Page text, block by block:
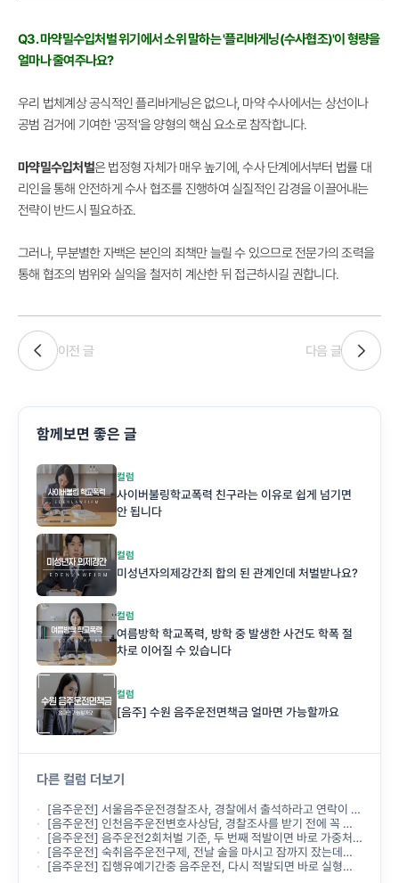
Q3. 마약밀수입처벌 위기에서 소위 말하는 '플리바게닝(수사협조)'이 형량을
얼마나 줄여주나요?
우리 법체계상 공식적인 플리바게닝은 없으나, 마약 수사에서는 상선이나
공범 검거에 기여한 '공적'을 양형의 핵심 요소로 참작합니다.
마약밀수입처벌은 법정형 자체가 매우 높기에, 수사 단계에서부터 법률 대
리인을 통해 안전하게 수사 협조를 진행하여 실질적인 감경을 이끌어내는
전략이 반드시 필요하죠.
그러나, 무분별한 자백은 본인의 죄책만 늘릴 수 있으므로 전문가의 조력을
통해 협조의 범위와 실익을 철저히 계산한 뒤 접근하시길 권합니다.
이전 글 다음 글
함께보면 좋은 글
컬럼
사이버불링학교폭력 친구라는 이유로 쉽게 넘기면
안 됩니다
컬럼
미성년자의제강간죄 합의 된 관계인데 처벌받나요?
컬럼
여름방학 학교폭력, 방학 중 발생한 사건도 학폭 절
차로 이어질 수 있습니다
컬럼
[음주] 수원 음주운전면책금 얼마면 가능할까요
다른 컬럼 더보기
[음주운전] 서울음주운전경찰조사, 경찰에서 출석하라고 연락이 왔는데 무엇부터 준비해야 하나요?
[음주운전] 인천음주운전변호사상담, 경찰조사를 받기 전에 꼭 받아야 하나요?
[음주운전] 음주운전2회처벌 기준, 두 번째 적발이면 바로 가중처벌되나요?
[음주운전] 숙취음주운전구제, 전날 술을 마시고 잠까지 잤는데도 음주운전으로 처벌되나요?
[음주운전] 집행유예기간중 음주운전, 다시 적발되면 바로 실형이 선고되나요?